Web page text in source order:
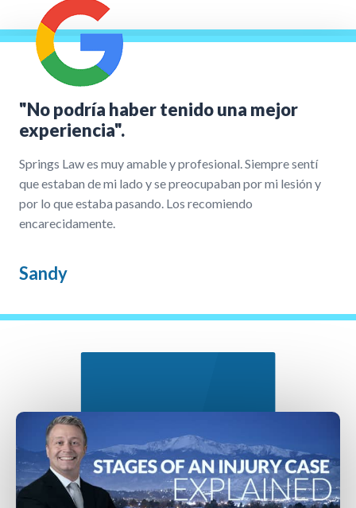
"No podría haber tenido una mejor
experiencia".
Springs Law es muy amable y profesional. Siempre sentí
que estaban de mi lado y se preocupaban por mi lesión y
por lo que estaba pasando. Los recomiendo
encarecidamente.
Sandy